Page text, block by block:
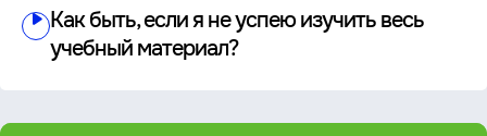
Как быть, если я не успею изучить весь
учебный материал?